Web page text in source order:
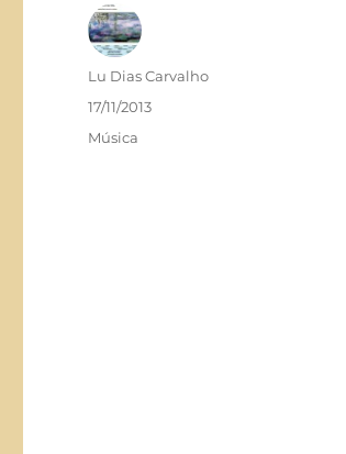
Autor
Lu Dias Carvalho
Publicado
em
17/11/2013
Categorias
Música